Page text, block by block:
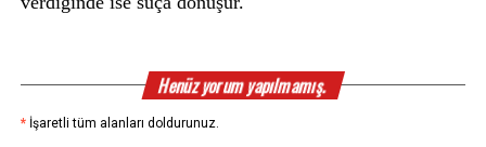
Henüz yorum yapılmamış.
* İşaretli tüm alanları doldurunuz.